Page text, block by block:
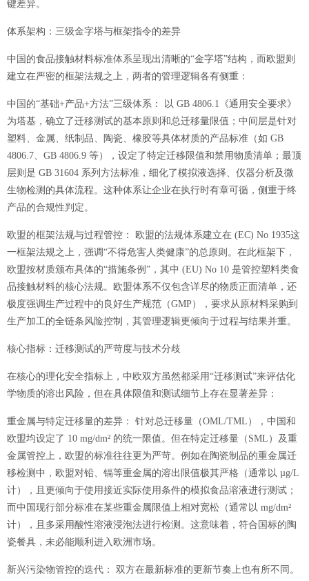
键差异。
体系架构：三级金字塔与框架指令的差异
中国的食品接触材料标准体系呈现出清晰的“金字塔”结构，而欧盟则
建立在严密的框架法规之上，两者的管理逻辑各有侧重：
中国的“基础+产品+方法”三级体系： 以 GB 4806.1《通用安全要求》
为塔基，确立了迁移测试的基本原则和总迁移量限值；中间层是针对
塑料、金属、纸制品、陶瓷、橡胶等具体材质的产品标准（如 GB
4806.7、GB 4806.9 等），设定了特定迁移限值和禁用物质清单；最顶
层则是 GB 31604 系列方法标准，细化了模拟液选择、仪器分析及微
生物检测的具体流程。这种体系让企业在执行时有章可循，侧重于终
产品的合规性判定。
欧盟的框架法规与过程管控： 欧盟的法规体系建立在 (EC) No 1935这
一框架法规之上，强调“不得危害人类健康”的总原则。在此框架下，
欧盟按材质颁布具体的“措施条例”，其中 (EU) No 10 是管控塑料类食
品接触材料的核心法规。欧盟体系不仅包含详尽的物质正面清单，还
极度强调生产过程中的良好生产规范（GMP），要求从原材料采购到
生产加工的全链条风险控制，其管理逻辑更倾向于过程与结果并重。
核心指标：迁移测试的严苛度与技术分歧
在核心的理化安全指标上，中欧双方虽然都采用“迁移测试”来评估化
学物质的溶出风险，但在具体限值和测试细节上存在显著差异：
重金属与特定迁移量的差异： 针对总迁移量（OML/TML），中国和
欧盟均设定了 10 mg/dm² 的统一限值。但在特定迁移量（SML）及重
金属管控上，欧盟的标准往往更为严苛。例如在陶瓷制品的重金属迁
移检测中，欧盟对铅、镉等重金属的溶出限值极其严格（通常以 µg/L
计），且更倾向于使用接近实际使用条件的模拟食品溶液进行测试；
而中国现行部分标准在某些重金属限值上相对宽松（通常以 mg/dm²
计），且多采用酸性溶液浸泡法进行检测。这意味着，符合国标的陶
瓷餐具，未必能顺利进入欧洲市场。
新兴污染物管控的迭代：
双方在最新标准的更新节奏上也有所不同。